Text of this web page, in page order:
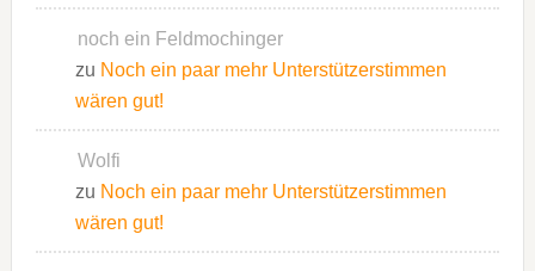
noch ein Feldmochinger
zu Noch ein paar mehr Unterstützerstimmen
wären gut!
Wolfi
zu Noch ein paar mehr Unterstützerstimmen
wären gut!